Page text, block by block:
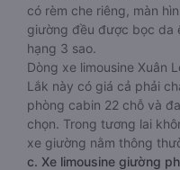
có rèm che riêng, màn
giường đều được bọc da
hạng 3 sao.
Dòng xe limousine Xuân
Lắk này có giá cả phải
phòng cabin 22 chỗ và
chọn. Trong tương lai
xe giường nằm thông
c. Xe limousine giường